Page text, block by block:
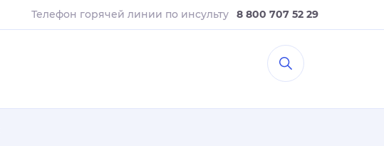
Телефон горячей линии по инсульту 8 800 707 52 29